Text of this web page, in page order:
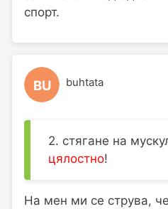
спорт.
BU buhtata
2. стягане на
цялостно!
На мен ми се струва,